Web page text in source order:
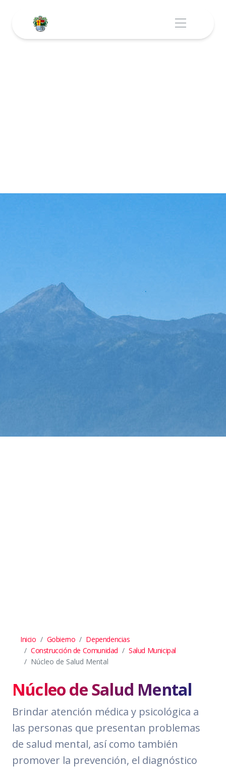
Inicio Gobierno
Dependencias
Construcción de Comunidad
Salud Municipal
Núcleo de Salud Mental
Núcleo de Salud Mental
Brindar atención médica y psicológica a
las personas que presentan problemas
de salud mental, así como también
promover la prevención, el diagnóstico